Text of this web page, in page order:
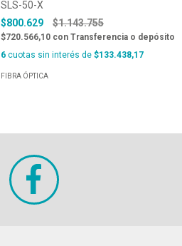
SLS-50-X
$800.629
$1.143.755
$720.566,10 con Transferencia o depósito
6 cuotas sin interés de $133.438,17
FIBRA ÓPTICA